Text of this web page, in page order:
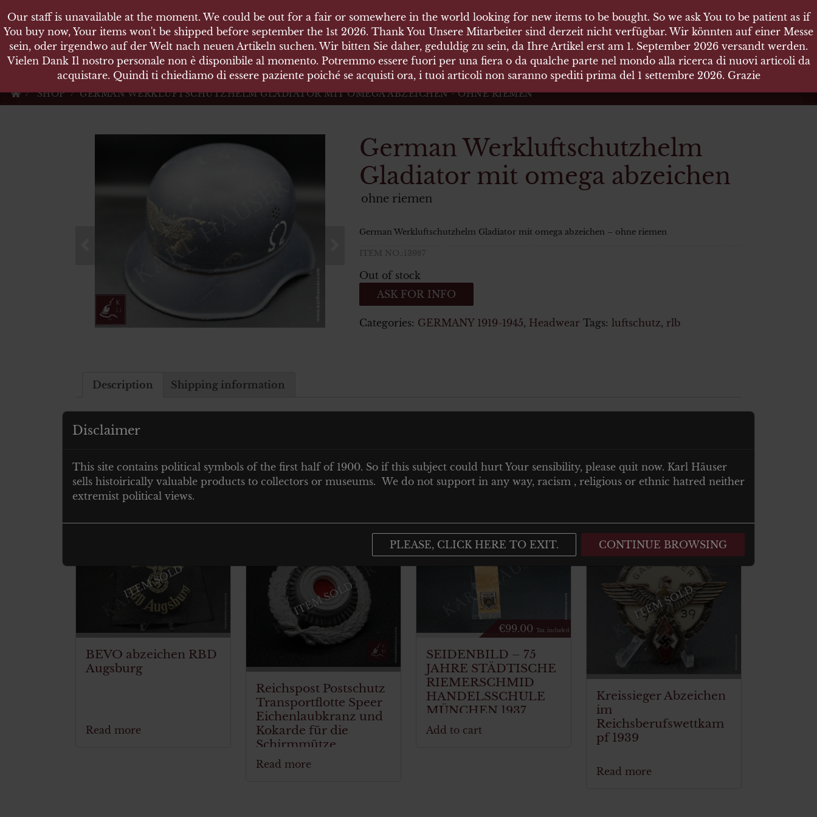
KARL HÄUSER
Militärische Antiquitäten und Waffen Vermittlung
SHOP GERMAN WERKLUFTSCHUTZHELM GLADIATOR MIT OMEGA ABZEICHEN - OHNE RIEMEN
German Werkluftschutzhelm
Gladiator mit omega abzeichen
ohne riemen
German Werkluftschutzhelm Gladiator mit omega abzeichen – ohne riemen
ITEM NO.:13987
Out of stock
ASK FOR INFO
Categories: GERMANY 1919-1945, Headwear Tags: luftschutz, rlb
Description Shipping information
Description
German Werkluftschutzhelm Gladiator mit omega abzeichen – ohne riemen
Related products
ITEM SOLD
BEVO abzeichen RBD
Augsburg
Read more
ITEM SOLD
Reichspost Postschutz
Transportflotte Speer
Eichenlaubkranz und
Kokarde für die
Schirmmütze
Read more
€99.00 Tax. included
SEIDENBILD – 75
JAHRE STÄDTISCHE
RIEMERSCHMID
HANDELSSCHULE
MÜNCHEN 1937
Add to cart
ITEM SOLD
Kreissieger Abzeichen
im
Reichsberufswettkam
pf 1939
Read more
Our staff is unavailable at the moment. We could be out for a fair or somewhere in the world looking for new items to be bought. So we ask You to be patient as if
You buy now, Your items won't be shipped before september the 1st 2026. Thank You Unsere Mitarbeiter sind derzeit nicht verfügbar. Wir könnten auf einer Messe
sein, oder irgendwo auf der Welt nach neuen Artikeln suchen. Wir bitten Sie daher, geduldig zu sein, da Ihre Artikel erst am 1. September 2026 versandt werden.
Vielen Dank Il nostro personale non è disponibile al momento. Potremmo essere fuori per una fiera o da qualche parte nel mondo alla ricerca di nuovi articoli da
acquistare. Quindi ti chiediamo di essere paziente poiché se acquisti ora, i tuoi articoli non saranno spediti prima del 1 settembre 2026. Grazie
Our staff is unavailable at the moment. We could be out for a fair or somewhere in the world looking for new items to be bought. So we ask You to be patient as if
You buy now, Your items won't be shipped before september the 1st 2026. Thank You Unsere Mitarbeiter sind derzeit nicht verfügbar. Wir könnten auf einer Messe
sein, oder irgendwo auf der Welt nach neuen Artikeln suchen. Wir bitten Sie daher, geduldig zu sein, da Ihre Artikel erst am 1. September 2026 versandt werden.
Vielen Dank Il nostro personale non è disponibile al momento. Potremmo essere fuori per una fiera o da qualche parte nel mondo alla ricerca di nuovi articoli da
acquistare. Quindi ti chiediamo di essere paziente poiché se acquisti ora, i tuoi articoli non saranno spediti prima del 1 settembre 2026. Grazie
Disclaimer
This site contains political symbols of the first half of 1900. So if this subject could hurt Your sensibility, please quit now. Karl Häuser
sells histoirically valuable products to collectors or museums. We do not support in any way, racism , religious or ethnic hatred neither
extremist political views.
PLEASE, CLICK HERE TO EXIT. CONTINUE BROWSING